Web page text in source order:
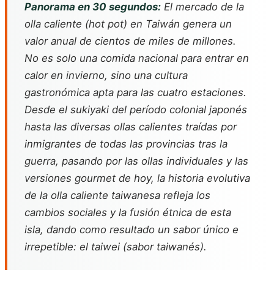
Panorama en 30 segundos: El mercado de la
olla caliente (hot pot) en Taiwán genera un
valor anual de cientos de miles de millones.
No es solo una comida nacional para entrar en
calor en invierno, sino una cultura
gastronómica apta para las cuatro estaciones.
Desde el sukiyaki del período colonial japonés
hasta las diversas ollas calientes traídas por
inmigrantes de todas las provincias tras la
guerra, pasando por las ollas individuales y las
versiones gourmet de hoy, la historia evolutiva
de la olla caliente taiwanesa refleja los
cambios sociales y la fusión étnica de esta
isla, dando como resultado un sabor único e
irrepetible: el taiwei (sabor taiwanés).